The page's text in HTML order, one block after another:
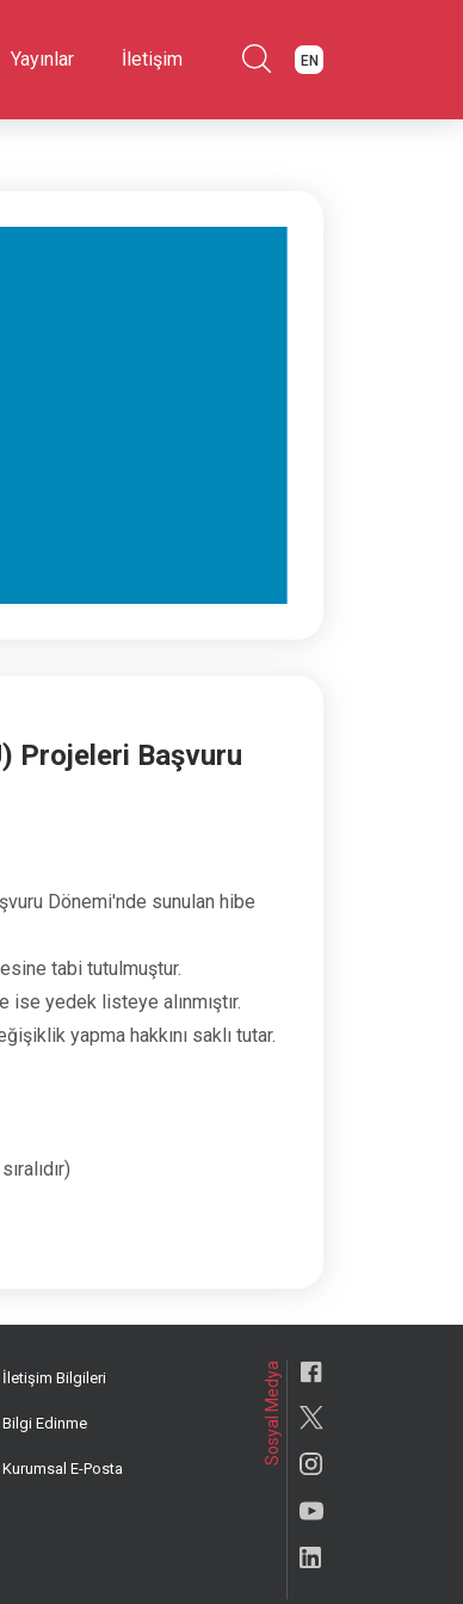
Yayınlar İletişim EN
Projeleri Başvuru
Dönemi'nde sunulan hibe
tabi tutulmuştur.
yedek listeye alınmıştır.
yapma hakkını saklı tutar.
İletişim Bilgileri
Bilgi Edinme
Kurumsal E-Posta
Sosyal Medya